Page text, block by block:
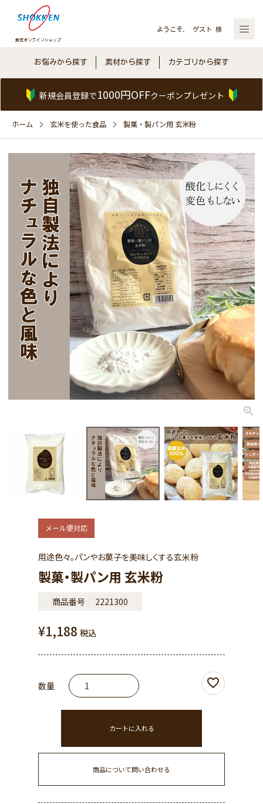
ようこそ、 ゲスト 様
お悩みから探す 素材から探す カテゴリから探す
新規会員登録で1000円OFFクーポンプレゼント
ホーム 玄米を使った食品 製菓・製パン用 玄米粉
メール便対応
用途色々。パンやお菓子を美味しくする玄米粉
製菓・製パン用 玄米粉
商品番号 2221300
¥1,188 税込
カートに入れる
商品について問い合わせる